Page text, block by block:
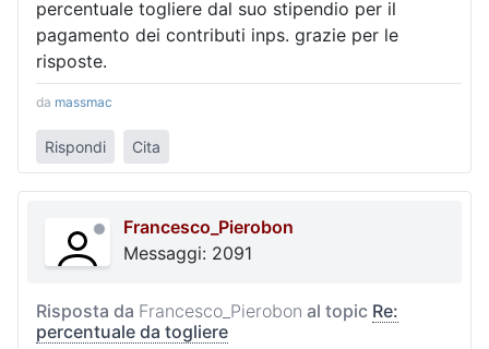
percentuale togliere dal suo stipendio per il
pagamento dei contributi inps. grazie per le
risposte.
da massmac
Rispondi Cita
Francesco_Pierobon
Messaggi: 2091
Risposta da Francesco_Pierobon al topic Re:
percentuale da togliere